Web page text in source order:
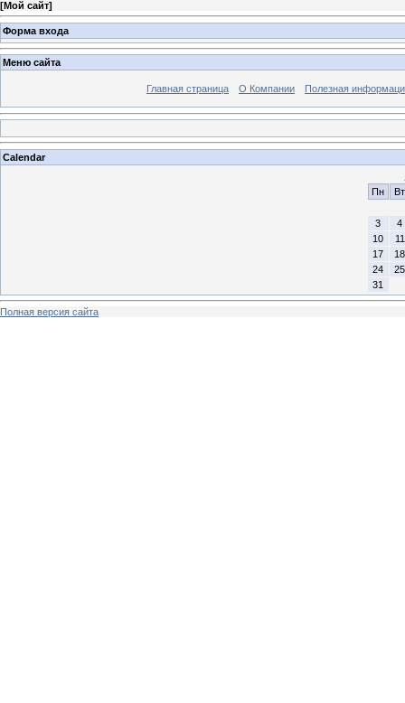
[Мой сайт]
Форма входа
Меню сайта
Главная страница О Компании Полезная
Calendar
Пн
Вт
3
4
10
11
17
18
24
25
31
Полная версия сайта